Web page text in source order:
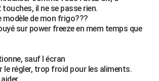
touches, il ne se passe rien.
modèle de mon frigo???
sur power freeze en mem temps que
sauf l écran
le régler, trop froid pour les aliments.